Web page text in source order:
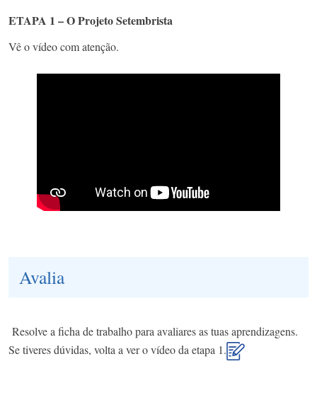
ETAPA 1 – O Projeto Setembrista
Vê o vídeo com atenção.
Avalia
Resolve a ficha de trabalho para avaliares as tuas aprendizagens.
Se tiveres dúvidas, volta a ver o vídeo da etapa 1.